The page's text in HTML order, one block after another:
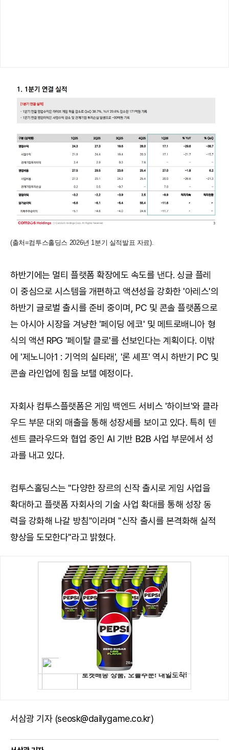
(출처=컴투스홀딩스 2026년 1분기 실적발표 자료).
하반기에는 멀티 플랫폼 확장에도 속도를 낸다. 싱글 플레
이 중심으로 시스템을 개편하고 액션성을 강화한 '아레스'의
하반기 글로벌 출시를 준비 중이며, PC 및 콘솔 플랫폼으로
는 아시아 시장을 겨냥한 '페이딩 에코' 및 메트로배니아 형
식의 액션 RPG '페이탈 클로'를 선보인다는 계획이다. 이밖
에 '제노니아1 : 기억의 실타래', '론 셰프' 역시 하반기 PC 및
콘솔 라인업에 힘을 보탤 예정이다.
자회사 컴투스플랫폼은 게임 백엔드 서비스 '하이브'와 클라
우드 부문 대외 매출을 통해 성장세를 보이고 있다. 특히 텐
센트 클라우드와 협업 중인 AI 기반 B2B 사업 부문에서 성
과를 내고 있다.
컴투스홀딩스는 "다양한 장르의 신작 출시로 게임 사업을
확대하고 플랫폼 자회사의 기술 사업 확대를 통해 성장 동
력을 강화해 나갈 방침"이라며 "신작 출시를 본격화해 실적
향상을 도모한다"라고 밝혔다.
서삼광 기자 (seosk@dailygame.co.kr)